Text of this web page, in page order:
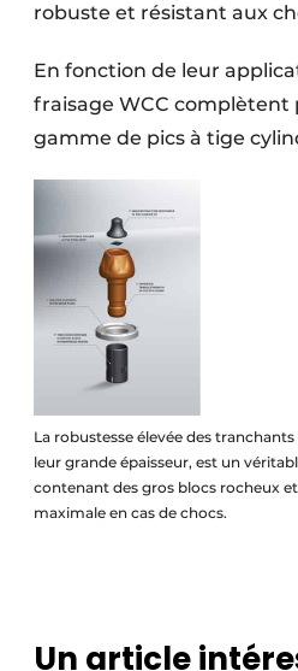
robuste et résistant aux
En fonction de leur
fraisage WCC
gamme de pics à tige
La robustesse élevée des
leur grande épaisseur, est un
contenant des gros blocs rocheux
maximale en cas de chocs.
Un article